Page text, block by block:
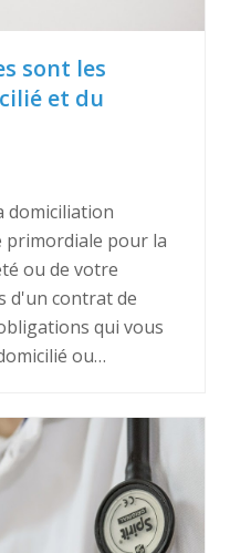
sont les
et du
domiciliation
primordiale pour la
ou de votre
d'un contrat de
qui vous
ou…